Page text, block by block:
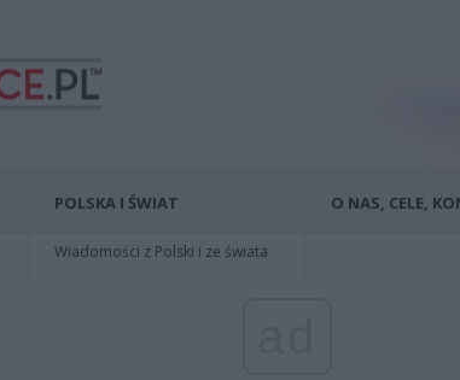
POLSKA I ŚWIAT
Wiadomości z Polski i ze świata
O NAS, CELE,